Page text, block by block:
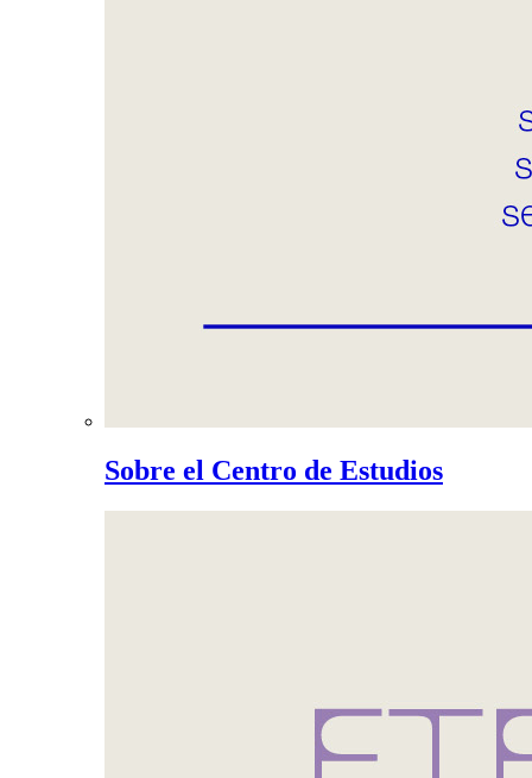
Sobre el Centro de Estudios